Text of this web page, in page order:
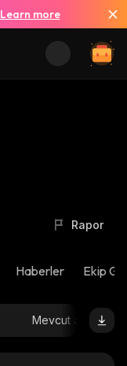
Learn more
Rapor
Haberler Ekip
Mevcut arz